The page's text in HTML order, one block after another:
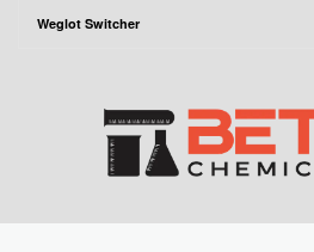
Weglot Switcher